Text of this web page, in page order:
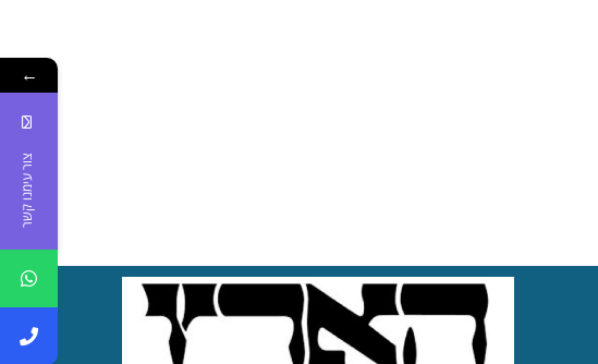
←
צור עימנו קשר